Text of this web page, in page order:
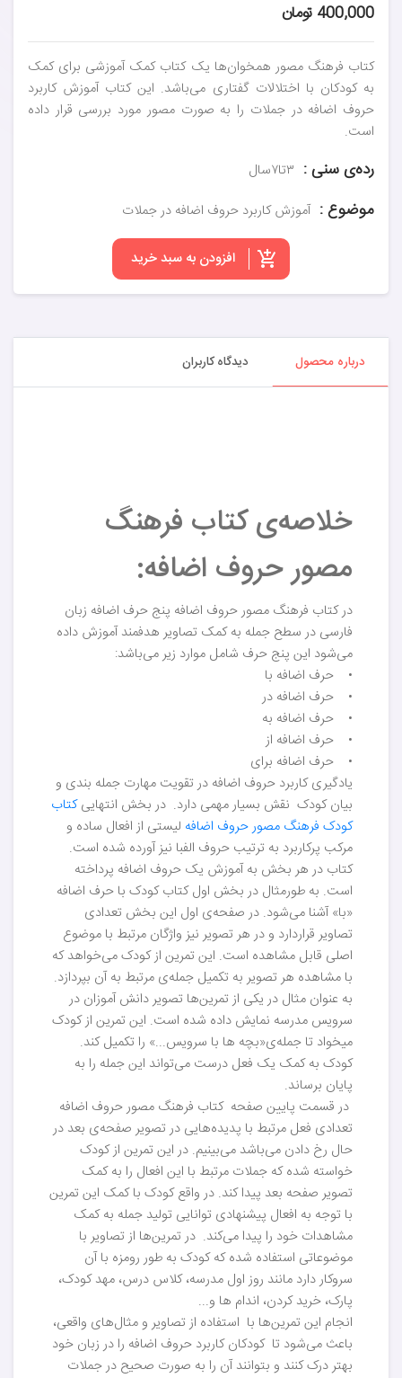
400,000 تومان
کتاب فرهنگ مصور همخوان‌ها یک کتاب کمک آموزشی برای کمک
به کودکان با اختلالات گفتاری می‌باشد. این کتاب آموزش کاربرد
حروف اضافه در جملات را به صورت مصور مورد بررسی قرار داده
است.
رده‌ی سنی : ۳تا۷سال
موضوع : آموزش کاربرد حروف اضافه در جملات
افزودن به سبد خرید
درباره محصول دیدگاه کاربران
خلاصه‌ی کتاب فرهنگ
مصور حروف اضافه:
در کتاب فرهنگ مصور حروف اضافه پنج حرف اضافه زبان
فارسی در سطح جمله به کمک تصاویر هدفمند آموزش داده
می‌شود این پنج حرف شامل موارد زیر می‌باشد:
• حرف اضافه با
• حرف اضافه در
• حرف اضافه به
• حرف اضافه از
• حرف اضافه برای
یادگیری کاربرد حروف اضافه در تقویت مهارت جمله بندی و
بیان کودک نقش بسیار مهمی دارد. در بخش انتهاییکتاب
کودک فرهنگ مصور حروف اضافه لیستی از افعال ساده و
مرکب پرکاربرد به ترتیب حروف الفبا نیز آورده شده است.
کتاب در هر بخش به آموزش یک حروف اضافه پرداخته
است. به طورمثال در بخش اول کتاب کودک با حرف اضافه
«با» آشنا می‌شود. در صفحه‌ی اول این بخش تعدادی
تصاویر قراردارد و در هر تصویر نیز واژگان مرتبط با موضوع
اصلی قابل مشاهده است. این تمرین از کودک می‌خواهد که
با مشاهده هر تصویر به تکمیل جمله‌ی مرتبط به آن بپردازد.
به عنوان مثال در یکی از تمرین‌ها تصویر دانش آموزان در
سرویس مدرسه نمایش داده شده است. این تمرین از کودک
میخواد تا جمله‌ی«بچه ها با سرویس...» را تکمیل کند.
کودک به کمک یک فعل درست می‌تواند این جمله را به
پایان برساند.
در قسمت پایین صفحه کتاب فرهنگ مصور حروف اضافه
تعدادی فعل مرتبط با پدیده‌هایی در تصویر صفحه‌‌ی بعد در
حال رخ دادن می‌باشد می‌بینیم. در این تمرین از کودک
خواسته شده که جملات مرتبط با این افعال را به کمک
تصویر صفحه بعد پیدا کند. در واقع کودک با کمک این تمرین
با توجه به افعال پیشنهادی توانایی تولید جمله به کمک
مشاهدات خود را پیدا می‌کند. در تمرین‌ها از تصاویر با
موضوعاتی استفاده شده که کودک به طور رومزه با آن
سروکار دارد مانند روز اول مدرسه، کلاس درس، مهد کودک،
پارک، خرید کردن، اندام ها و...
انجام این تمرین‌ها با استفاده از تصاویر و مثال‌های واقعی،
باعث می‌شود تا کودکان کاربرد حروف اضافه را در زبان خود
بهتر درک کنند و بتوانند آن را به صورت صحیح در جملات